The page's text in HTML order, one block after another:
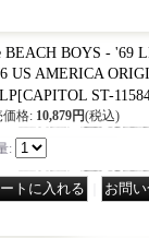
BEACH BOYS - '69
US AMERICA
[CAPITOL ST-
価格: 10,879円(税込)
: